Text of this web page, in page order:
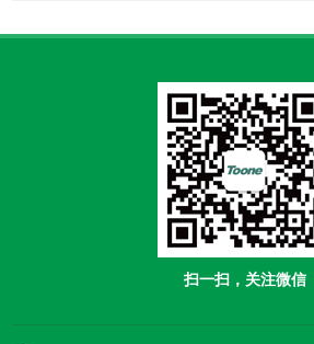
扫一扫，关注微信